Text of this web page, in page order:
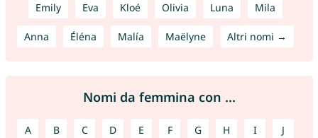
Emily Eva Kloé Olivia Luna Mila
Anna Éléna Malía Maëlyne Altri nomi →
Nomi da femmina con ...
A B C D E F G H I J